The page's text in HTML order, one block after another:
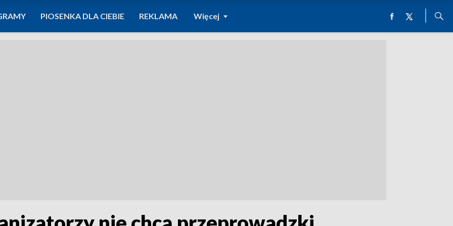
PIOSENKA DLA CIEBIE REKLAMA Więcej